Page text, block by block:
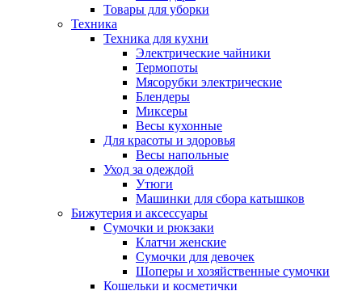
Товары для уборки
Техника
Техника для кухни
Электрические чайники
Термопоты
Мясорубки электрические
Блендеры
Миксеры
Весы кухонные
Для красоты и здоровья
Весы напольные
Уход за одеждой
Утюги
Машинки для сбора катышков
Бижутерия и аксессуары
Сумочки и рюкзаки
Клатчи женские
Сумочки для девочек
Шоперы и хозяйственные сумочки
Кошельки и косметички